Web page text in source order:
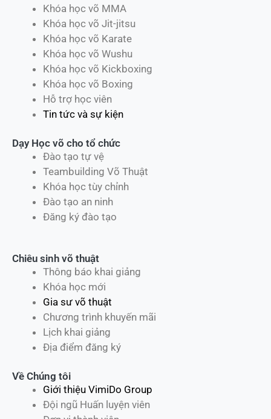
Khóa học võ MMA
Khóa học võ Jit-jitsu
Khóa học võ Karate
Khóa học võ Wushu
Khóa học võ Kickboxing
Khóa học võ Boxing
Hỗ trợ học viên
Tin tức và sự kiện
Dạy Học võ cho tổ chức
Đào tạo tự vệ
Teambuilding Võ Thuật
Khóa học tùy chỉnh
Đào tạo an ninh
Đăng ký đào tạo
Chiêu sinh võ thuật
Thông báo khai giảng
Khóa học mới
Gia sư võ thuật
Chương trình khuyến mãi
Lịch khai giảng
Địa điểm đăng ký
Về Chúng tôi
Giới thiệu VimiDo Group
Đội ngũ Huấn luyện viên